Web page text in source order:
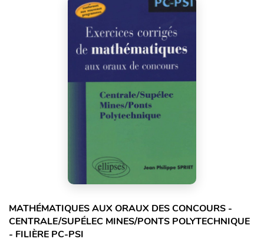
MATHÉMATIQUES AUX ORAUX DES CONCOURS -
CENTRALE/SUPÉLEC MINES/PONTS POLYTECHNIQUE
- FILIÈRE PC-PSI